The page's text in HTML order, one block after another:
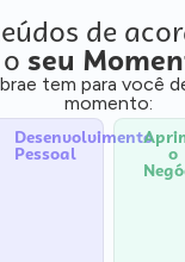
de
o seu
tem para você
momento:
Desenvolvimento
Pessoal o